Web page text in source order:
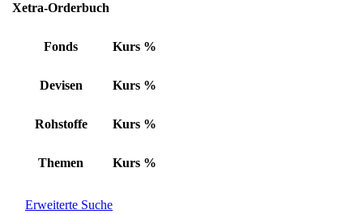
Xetra-Orderbuch
Fonds Kurs %
Devisen Kurs %
Rohstoffe Kurs %
Themen Kurs %
Erweiterte Suche